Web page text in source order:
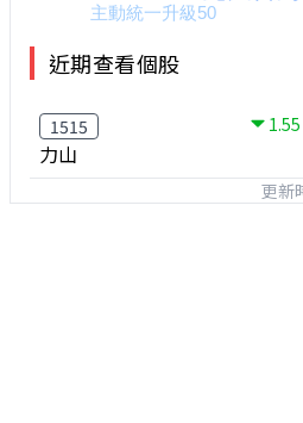
近期查看個股
1515 1.55
力山
更新